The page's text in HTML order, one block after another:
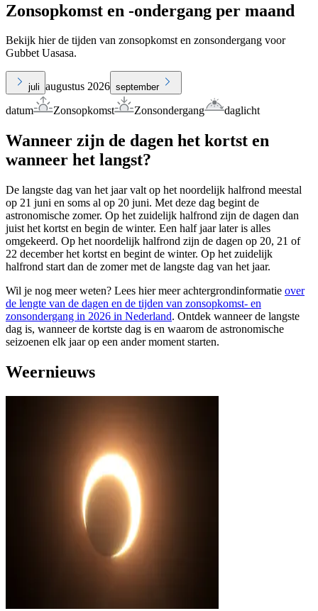
Zonsopkomst en -ondergang per maand
Bekijk hier de tijden van zonsopkomst en zonsondergang voor
Gubbet Uasasa.
juli augustus 2026 september
datum Zonsopkomst Zonsondergang daglicht
Wanneer zijn de dagen het kortst en
wanneer het langst?
De langste dag van het jaar valt op het noordelijk halfrond meestal
op 21 juni en soms al op 20 juni. Met deze dag begint de
astronomische zomer. Op het zuidelijk halfrond zijn de dagen dan
juist het kortst en begin de winter. Een half jaar later is alles
omgekeerd. Op het noordelijk halfrond zijn de dagen op 20, 21 of
22 december het kortst en begint de winter. Op het zuidelijk
halfrond start dan de zomer met de langste dag van het jaar.
Wil je nog meer weten? Lees hier meer achtergrondinformatie over
de lengte van de dagen en de tijden van zonsopkomst- en
zonsondergang in 2026 in Nederland. Ontdek wanneer de langste
dag is, wanneer de kortste dag is en waarom de astronomische
seizoenen elk jaar op een ander moment starten.
Weernieuws